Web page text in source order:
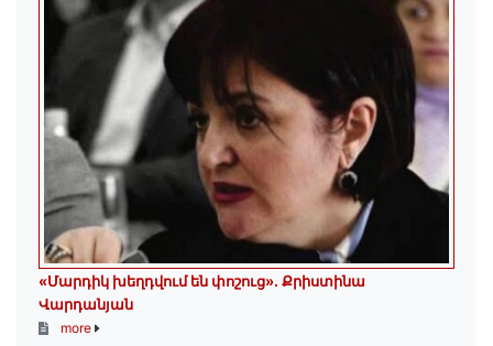
«Մարդիկ խեղդվում են փոշուց»․ Քրիստինա
Վարդանյան
more